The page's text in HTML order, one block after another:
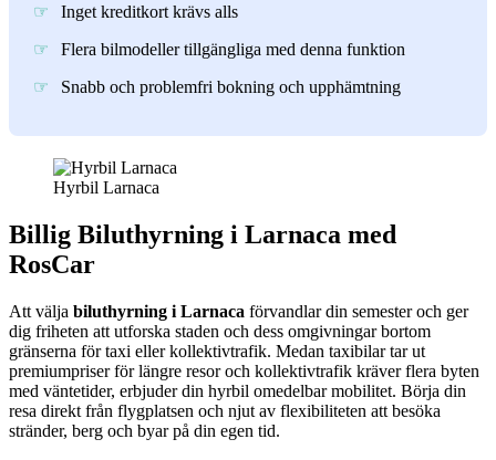
Inget kreditkort krävs alls
Flera bilmodeller tillgängliga med denna funktion
Snabb och problemfri bokning och upphämtning
Hyrbil Larnaca
Billig Biluthyrning i Larnaca med
RosCar
Att välja biluthyrning i Larnaca förvandlar din semester och ger
dig friheten att utforska staden och dess omgivningar bortom
gränserna för taxi eller kollektivtrafik. Medan taxibilar tar ut
premiumpriser för längre resor och kollektivtrafik kräver flera byten
med väntetider, erbjuder din hyrbil omedelbar mobilitet. Börja din
resa direkt från flygplatsen och njut av flexibiliteten att besöka
stränder, berg och byar på din egen tid.